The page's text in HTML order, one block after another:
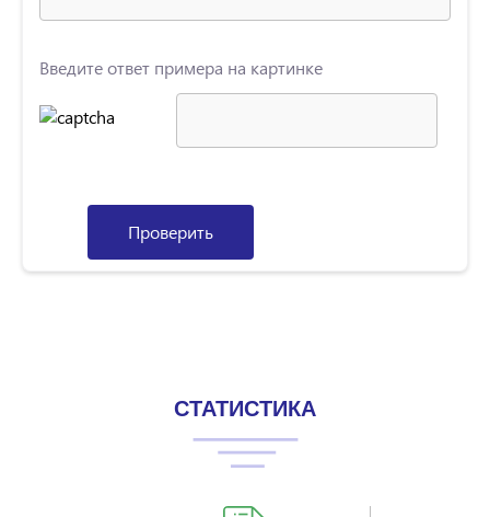
Введите ответ примера на картинке
Проверить
СТАТИСТИКА